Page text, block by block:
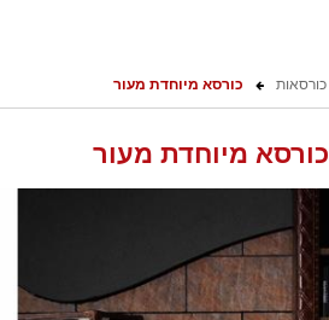
כורסאות כורסא מיוחדת מעור
כורסא מיוחדת מעור